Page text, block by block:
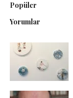
Popüler
Yorumlar